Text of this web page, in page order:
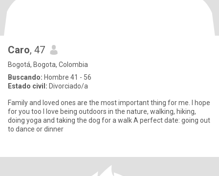
Caro, 47
Bogotá, Bogota, Colombia
Buscando: Hombre 41 - 56
Estado civil: Divorciado/a
Family and loved ones are the most important thing for me. I hope
for you too I love being outdoors in the nature, walking, hiking,
doing yoga and taking the dog for a walk A perfect date: going out
to dance or dinner